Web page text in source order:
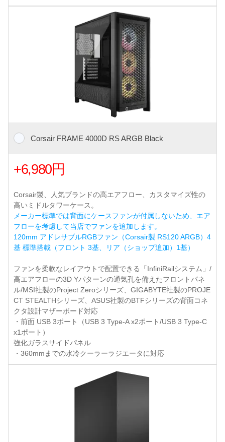
Corsair FRAME 4000D RS ARGB Black
+6,980円
Corsair製、人気ブランドの高エアフロー、カスタマイズ性の
高いミドルタワーケース。
メーカー標準では背面にケースファンが付属しないため、エア
フローを考慮して当店でファンを追加します。
120mm アドレサブルRGBファン（Corsair製 RS120 ARGB）4
基 標準搭載（フロント 3基、リア（ショップ追加）1基）
ファンを柔軟なレイアウトで配置できる「InfiniRailシステム」/
高エアフローの3D Yパターンの通気孔を備えたフロントパネ
ル/MSI社製のProject Zeroシリーズ、GIGABYTE社製のPROJE
CT STEALTHシリーズ、ASUS社製のBTFシリーズの背面コネ
クタ設計マザーボード対応
・前面 USB 3ポート（USB 3 Type-A x2ポート/USB 3 Type-C
x1ポート）
強化ガラスサイドパネル
・360mmまでの水冷クーラーラジエータに対応